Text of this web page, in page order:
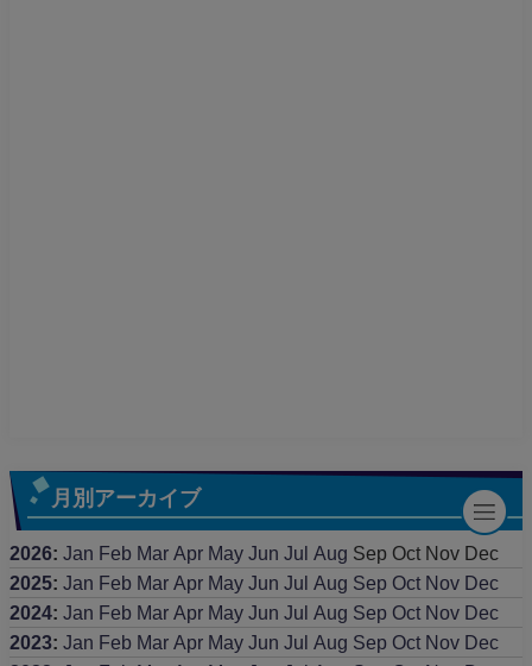
月別アーカイブ
2026: Jan Feb Mar Apr May Jun Jul Aug Sep Oct Nov Dec
2025: Jan Feb Mar Apr May Jun Jul Aug Sep Oct Nov Dec
2024: Jan Feb Mar Apr May Jun Jul Aug Sep Oct Nov Dec
2023: Jan Feb Mar Apr May Jun Jul Aug Sep Oct Nov Dec